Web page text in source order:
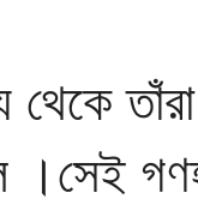
থেকে
।সেই